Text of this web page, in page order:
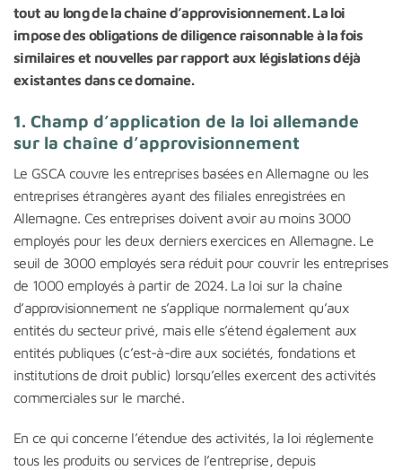
tout au long de la chaîne d’approvisionnement. La loi
impose des obligations de diligence raisonnable à la fois
similaires et nouvelles par rapport aux législations déjà
existantes dans ce domaine.
1. Champ d’application de la loi allemande
sur la chaîne d’approvisionnement
Le GSCA couvre les entreprises basées en Allemagne ou les
entreprises étrangères ayant des filiales enregistrées en
Allemagne. Ces entreprises doivent avoir au moins 3000
employés pour les deux derniers exercices en Allemagne. Le
seuil de 3000 employés sera réduit pour couvrir les entreprises
de 1000 employés à partir de 2024. La loi sur la chaîne
d’approvisionnement ne s’applique normalement qu’aux
entités du secteur privé, mais elle s’étend également aux
entités publiques (c’est-à-dire aux sociétés, fondations et
institutions de droit public) lorsqu’elles exercent des activités
commerciales sur le marché.
En ce qui concerne l’étendue des activités, la loi réglemente
tous les produits ou services de l’entreprise, depuis